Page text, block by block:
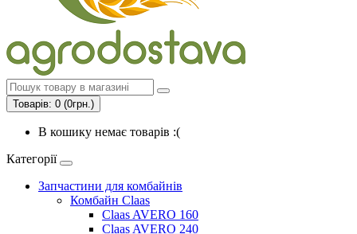
Товарів: 0 (0грн.)
В кошику немає товарів :(
Категорії
Запчастини для комбайнів
Комбайн Claas
Claas AVERO 160
Claas AVERO 240